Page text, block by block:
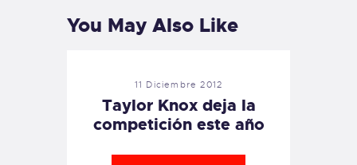
You May Also Like
11 Diciembre 2012
Taylor Knox deja la
competición este año